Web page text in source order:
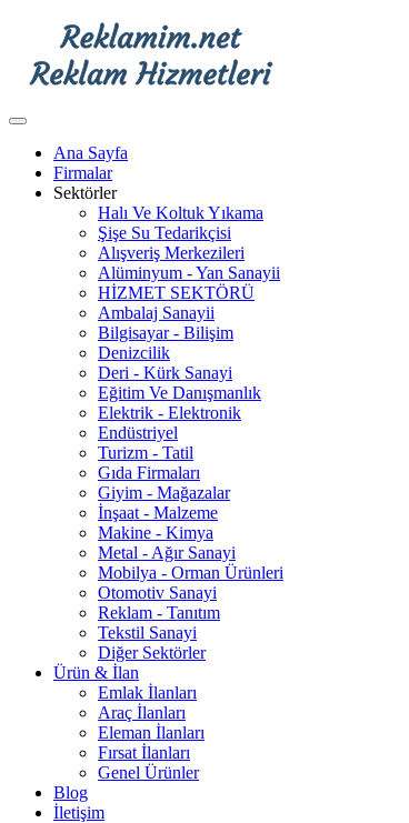
Ana Sayfa
Firmalar
Sektörler
Halı Ve Koltuk Yıkama
Şişe Su Tedarikçisi
Alışveriş Merkezileri
Alüminyum - Yan Sanayii
HİZMET SEKTÖRÜ
Ambalaj Sanayii
Bilgisayar - Bilişim
Denizcilik
Deri - Kürk Sanayi
Eğitim Ve Danışmanlık
Elektrik - Elektronik
Endüstriyel
Turizm - Tatil
Gıda Firmaları
Giyim - Mağazalar
İnşaat - Malzeme
Makine - Kimya
Metal - Ağır Sanayi
Mobilya - Orman Ürünleri
Otomotiv Sanayi
Reklam - Tanıtım
Tekstil Sanayi
Diğer Sektörler
Ürün & İlan
Emlak İlanları
Araç İlanları
Eleman İlanları
Fırsat İlanları
Genel Ürünler
Blog
İletişim